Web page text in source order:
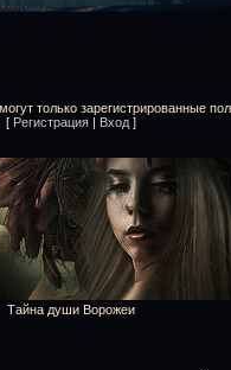
только зарегистрированные
[ Регистрация | Вход ]
Тайна души Ворожеи